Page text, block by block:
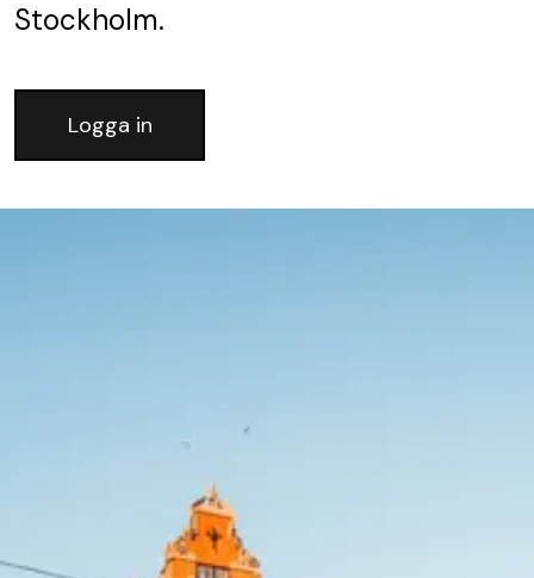
Stockholm.
Logga in